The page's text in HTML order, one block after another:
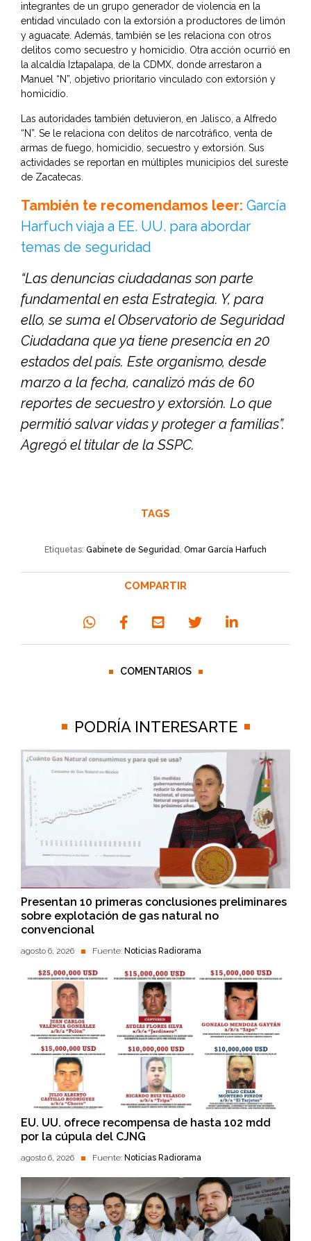
integrantes de un grupo generador de violencia en la
entidad vinculado con la extorsión a productores de limón
y aguacate. Además, también se les relaciona con otros
delitos como secuestro y homicidio. Otra acción ocurrió en
la alcaldía Iztapalapa, de la CDMX, donde arrestaron a
Manuel “N”, objetivo prioritario vinculado con extorsión y
homicidio.
Las autoridades también detuvieron, en Jalisco, a Alfredo
“N”. Se le relaciona con delitos de narcotráfico, venta de
armas de fuego, homicidio, secuestro y extorsión. Sus
actividades se reportan en múltiples municipios del sureste
de Zacatecas.
También te recomendamos leer: García
Harfuch viaja a EE. UU. para abordar
temas de seguridad
“Las denuncias ciudadanas son parte
fundamental en esta Estrategia. Y, para
ello, se suma el Observatorio de Seguridad
Ciudadana que ya tiene presencia en 20
estados del país. Este organismo, desde
marzo a la fecha, canalizó más de 60
reportes de secuestro y extorsión. Lo que
permitió salvar vidas y proteger a familias”.
Agregó el titular de la SSPC.
TAGS
Etiquetas: Gabinete de Seguridad, Omar García Harfuch
COMPARTIR
COMENTARIOS
PODRÍA INTERESARTE
Presentan 10 primeras conclusiones preliminares
sobre explotación de gas natural no
convencional
agosto 6, 2026 Fuente: Noticias Radiorama
EU. UU. ofrece recompensa de hasta 102 mdd
por la cúpula del CJNG
agosto 6, 2026 Fuente: Noticias Radiorama